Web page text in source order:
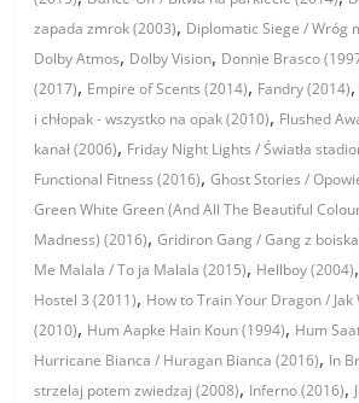
zapada zmrok (2003), Diplomatic Siege / Wróg
Dolby Atmos, Dolby Vision, Donnie Brasco
(2017), Empire of Scents (2014), Fandry (2014),
i chłopak - wszystko na opak (2010), Flushed
kanał (2006), Friday Night Lights / Światła
Functional Fitness (2016),Ghost Stories /
Green White Green (And All The Beautiful
Madness) (2016),Gridiron Gang / Gang z
Me Malala / To ja Malala (2015), Hellboy (2004),
Hostel 3 (2011), How to Train Your Dragon /
(2010), Hum Aapke Hain Koun (1994), Hum
Hurricane Bianca / Huragan Bianca (2016), In
strzelaj potem zwiedzaj (2008), Inferno (2016),